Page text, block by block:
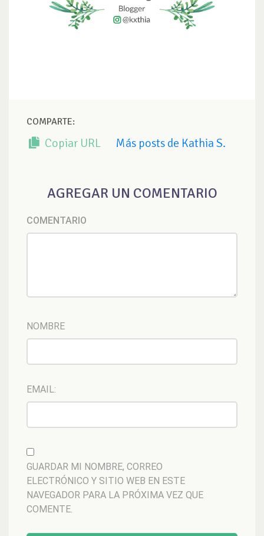
COMPARTE:
Copiar URL Más posts de Kathia S.
AGREGAR UN COMENTARIO
COMENTARIO
NOMBRE
EMAIL:
GUARDAR MI NOMBRE, CORREO
ELECTRÓNICO Y SITIO WEB EN ESTE
NAVEGADOR PARA LA PRÓXIMA VEZ QUE
COMENTE.